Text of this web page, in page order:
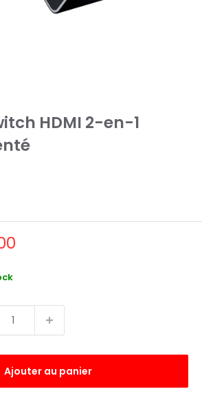
HDMI 2-en-1
Ajouter au panier